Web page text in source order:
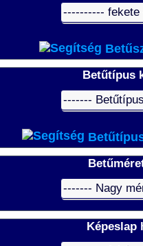
Betűtípus
Képeslap